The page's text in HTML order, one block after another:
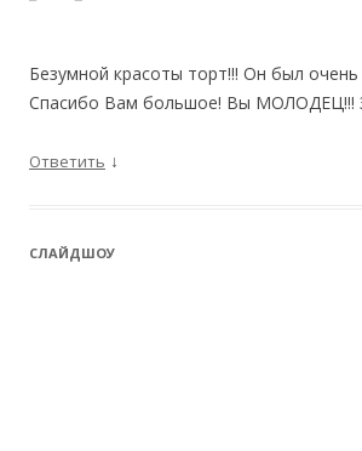
Безумной красоты торт!!! Он был очень
Спасибо Вам большое! Вы МОЛОДЕЦ!!!
Ответить ↓
CЛАЙДШОУ